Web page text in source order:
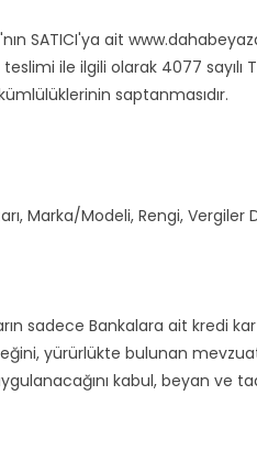
SATICI'ya ait
ile ilgili olarak 4077
saptanmasıdır.
Marka/Modeli, Rengi,
sadece Bankalara ait kredi
yürürlükte bulunan
kabul, beyan ve